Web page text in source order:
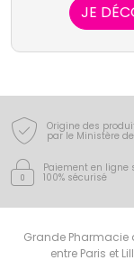
JE
Origine des
par le Ministère
Paiement en ligne
100% sécurisé
Grande Pharmacie
entre Paris et